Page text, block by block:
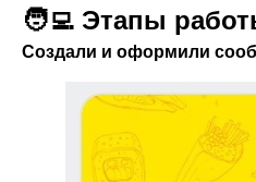
🧑‍💻 Этапы
Создали и оформили